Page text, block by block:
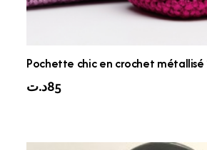
Pochette chic en crochet métallisé
85د.ت